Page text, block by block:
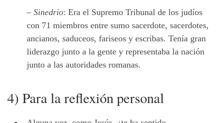
– Sinedrio: Era el Supremo Tribunal de los judíos
con 71 miembros entre sumo sacerdote, sacerdotes,
ancianos, saduceos, fariseos y escribas. Tenía gran
liderazgo junto a la gente y representaba la nación
junto a las autoridades romanas.
4) Para la reflexión personal